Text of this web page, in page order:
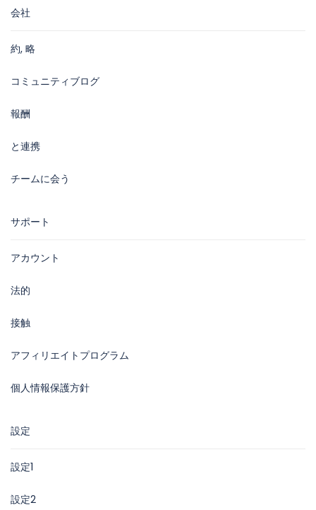
会社
約, 略
コミュニティブログ
報酬
と連携
チームに会う
サポート
アカウント
法的
接触
アフィリエイトプログラム
個人情報保護方針
設定
設定1
設定2